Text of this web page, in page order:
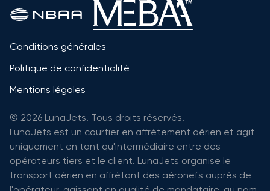
Conditions générales
Politique de confidentialité
Mentions légales
© 2026 LunaJets. Tous droits réservés.
LunaJets est un courtier en affrètement aérien et agit
uniquement en tant qu'intermédiaire entre des
opérateurs tiers et le client. LunaJets organise le
transport aérien en affrétant des aéronefs auprès de